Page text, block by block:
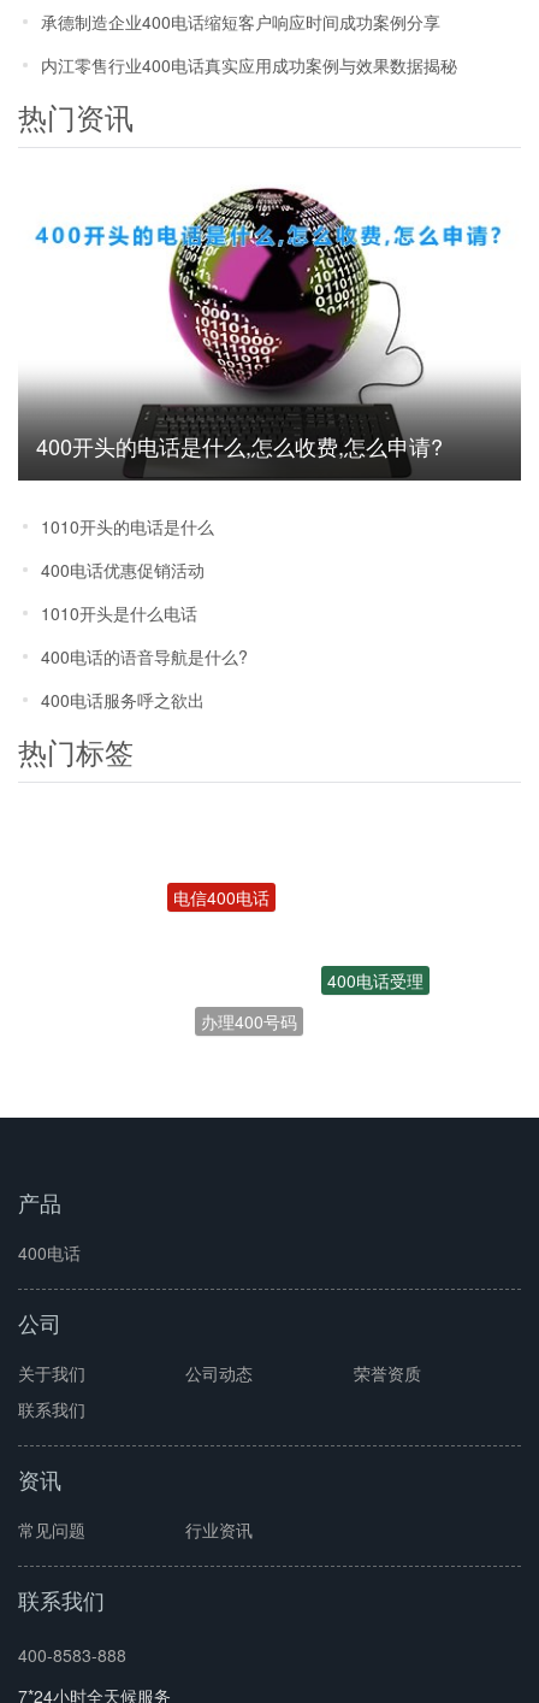
承德制造企业400电话缩短客户响应时间成功案例分享
内江零售行业400电话真实应用成功案例与效果数据揭秘
热门资讯
400开头的电话是什么,怎么收费,怎么申请?
1010开头的电话是什么
400电话优惠促销活动
1010开头是什么电话
400电话的语音导航是什么?
400电话服务呼之欲出
热门标签
联通400电话
400电话受理
产品
400电话
公司
关于我们 公司动态
荣誉资质
联系我们
资讯
常见问题 行业资讯
联系我们
400-8583-888
7*24小时全天候服务